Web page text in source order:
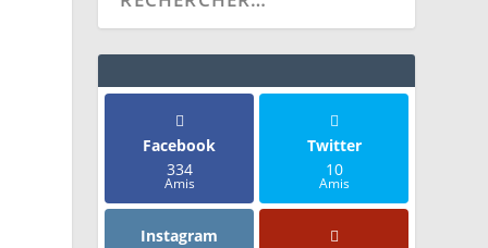
Facebook
334
Amis
Twitter
10
Amis
Instagram